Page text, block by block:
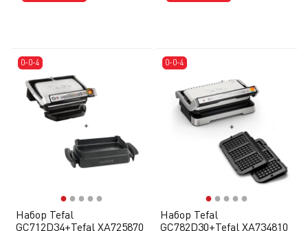
0-0-4
●● ● ● ●
Набор Tefal
GC712D34+Tefal XA725870
0-0-4
●● ● ● ●
Набор Tefal
GC782D30+Tefal XA734810